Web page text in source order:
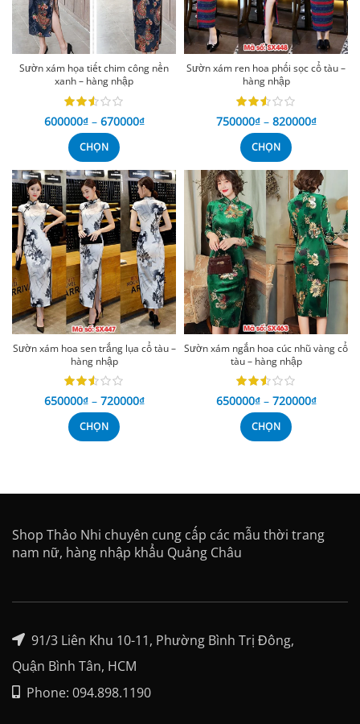
Sườn xám họa tiết chim công nền
xanh – hàng nhập
600000₫ – 670000₫
CHỌN
Sườn xám ren hoa phối sọc cổ tàu –
hàng nhập
750000₫ – 820000₫
CHỌN
Sườn xám hoa sen trắng lụa cổ tàu –
hàng nhập
650000₫ – 720000₫
CHỌN
Sườn xám ngắn hoa cúc nhũ vàng cổ
tàu – hàng nhập
650000₫ – 720000₫
CHỌN
Shop Thảo Nhi chuyên cung cấp các mẫu thời trang
nam nữ, hàng nhập khẩu Quảng Châu
91/3 Liên Khu 10-11, Phường Bình Trị Đông,
Quận Bình Tân, HCM
Phone: 094.898.1190